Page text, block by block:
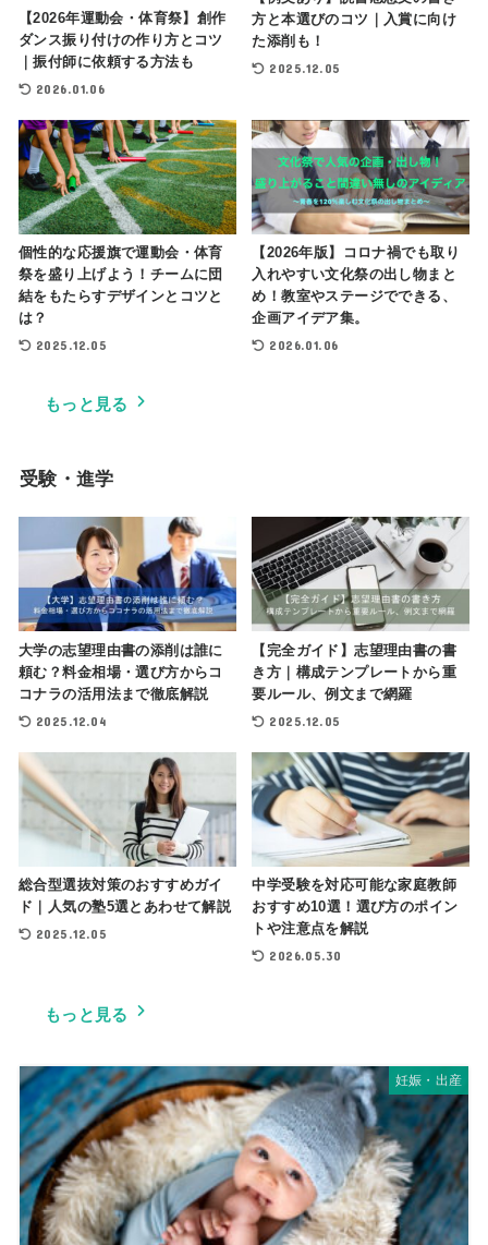
【2026年運動会・体育祭】創作
ダンス振り付けの作り方とコツ
｜振付師に依頼する方法も
2026.01.06
方と本選びのコツ｜入賞に向け
た添削も！
2025.12.05
個性的な応援旗で運動会・体育
祭を盛り上げよう！チームに団
結をもたらすデザインとコツと
は？
2025.12.05
【2026年版】コロナ禍でも取り
入れやすい文化祭の出し物まと
め！教室やステージでできる、
企画アイデア集。
2026.01.06
もっと見る
受験・進学
大学の志望理由書の添削は誰に
頼む？料金相場・選び方からコ
コナラの活用法まで徹底解説
2025.12.04
【完全ガイド】志望理由書の書
き方｜構成テンプレートから重
要ルール、例文まで網羅
2025.12.05
総合型選抜対策のおすすめガイ
ド｜人気の塾5選とあわせて解説
2025.12.05
中学受験を対応可能な家庭教師
おすすめ10選！選び方のポイン
トや注意点を解説
2026.05.30
もっと見る
妊娠・出産